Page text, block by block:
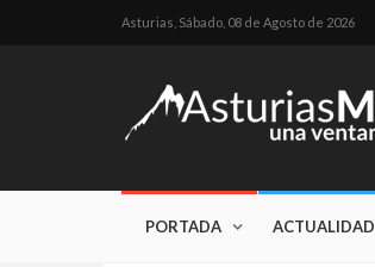
Asturias, Sábado, 08 de Agosto de 2026
PORTADA ACTUALIDAD